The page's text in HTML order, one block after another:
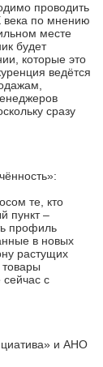
проводить
века по мнению
месте
будет
которые это
ведётся
сразу
те, кто
пункт –
профиль
в новых
растущих
с
и АНО